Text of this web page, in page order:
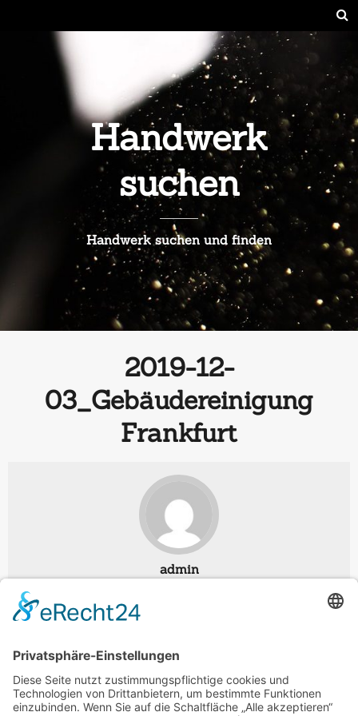
Handwerk
suchen
Handwerk suchen und finden
2019-12-
03_Gebäudereinigung
Frankfurt
admin